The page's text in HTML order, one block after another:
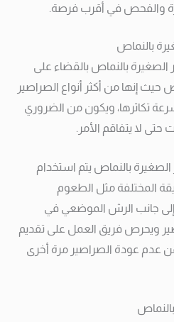
والفحص في أقرب فرصة.
بالنماص
بالنماص بالقضاء على
إنها من أكثر أنواع الصراصير
تكاثرها، ويكون من الضروري
لا يتفاقم الأمر.
بالنماص يتم استخدام
المختلفة مثل الطعوم
إلى جانب الرش الموضعي في
ويحرص فريق العمل على تقديم
عدم عودة الصراصير مرة أخرى